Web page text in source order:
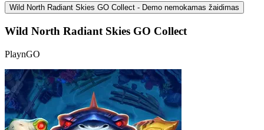
Wild North Radiant Skies GO Collect - Demo nemokamas žaidimas
Wild North Radiant Skies GO Collect
PlaynGO